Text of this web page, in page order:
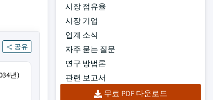
공유
년)
시장 점유율
시장 기업
업계 소식
자주 묻는 질문
연구 방법론
관련 보고서
무료 PDF 다운로드